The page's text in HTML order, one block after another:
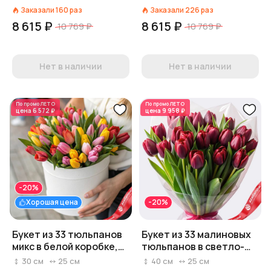
Заказали160раз
8 615 ₽ 10 769 ₽
Нет в наличии
Заказали 226раз
8 615 ₽ 10 769 ₽
Нет в наличии
По промоЛЕТО
цена 6 572 ₽
Хорошая цена
-20%
Букет из 33 тюльпанов
микс в белой коробке,
Россия
30 см 25 см
По промоЛЕТО
цена 9 958 ₽
-20%
Букет из 33 малиновых
тюльпанов в светло-
розовой пленке
40 см 25 см